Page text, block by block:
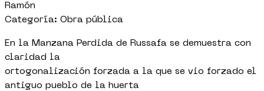
Ramón
Categoría: Obra pública
En la Manzana Perdida de Russafa se demuestra con
claridad la
ortogonalización forzada a la que se vio forzado el
antiguo pueblo de la huerta